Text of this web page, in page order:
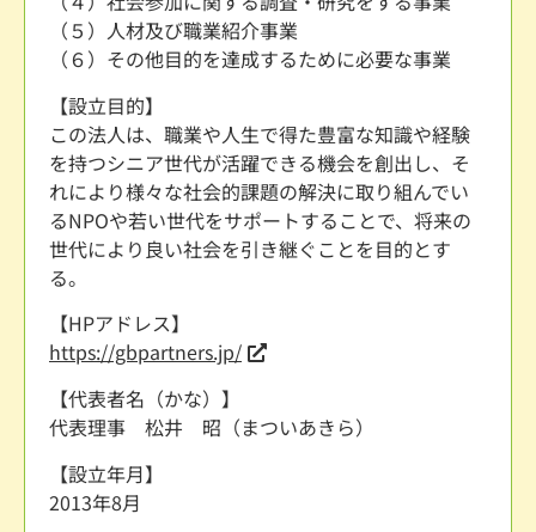
（５）人材及び職業紹介事業
（６）その他目的を達成するために必要な事業
【設立目的】
この法人は、職業や人生で得た豊富な知識や経験
を持つシニア世代が活躍できる機会を創出し、そ
れにより様々な社会的課題の解決に取り組んでい
るNPOや若い世代をサポートすることで、将来の
世代により良い社会を引き継ぐことを目的とす
る。
【HPアドレス】
https://gbpartners.jp/
【代表者名（かな）】
代表理事 松井 昭（まついあきら）
【設立年月】
2013年8月